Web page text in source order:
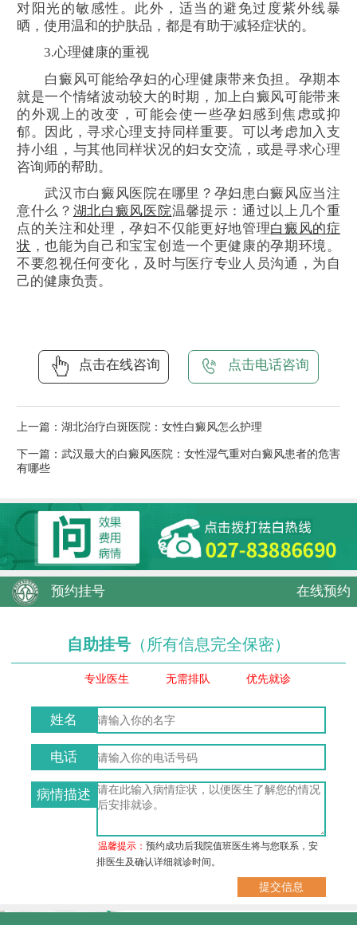
对阳光的敏感性。此外，适当的避免过度紫外线暴
晒，使用温和的护肤品，都是有助于减轻症状的。
3.心理健康的重视
白癜风可能给孕妇的心理健康带来负担。孕期本
就是一个情绪波动较大的时期，加上白癜风可能带来
的外观上的改变，可能会使一些孕妇感到焦虑或抑
郁。因此，寻求心理支持同样重要。可以考虑加入支
持小组，与其他同样状况的妇女交流，或是寻求心理
咨询师的帮助。
武汉市白癜风医院在哪里？孕妇患白癜风应当注
意什么？ 湖北白癜风医院温馨提示：通过以上几个重
点的关注和处理，孕妇不仅能更好地管理白癜风的症
状 ，也能为自己和宝宝创造一个更健康的孕期环境。
不要忽视任何变化，及时与医疗专业人员沟通，为自
己的健康负责。
点击在线咨询 点击电话咨询
上一篇： 湖北治疗白斑医院：女性白癜风怎么护理
下一篇： 武汉最大的白癜风医院：女性湿气重对白癜风患者的危害
有哪些
预约挂号 在线预约
自助挂号 （所有信息完全保密）
专业医生 无需排队 优先就诊
姓名
电话
病情描述
温馨提示：预约成功后我院值班医生将与您联系，安
排医生及确认详细就诊时间。